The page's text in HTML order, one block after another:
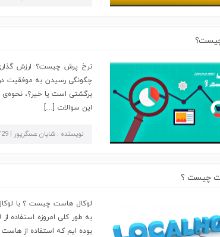
نرخ پرش چیست؟ ارزش
برگشتی است یا خیر؟،
این سوالات […]
نویسنده : شایان عسگرپور | 20/05/29
چیست ؟
لوکال هاست چیست ؟ با
به طور کلی امروزه استفاده
بوده ایم که استفاده از